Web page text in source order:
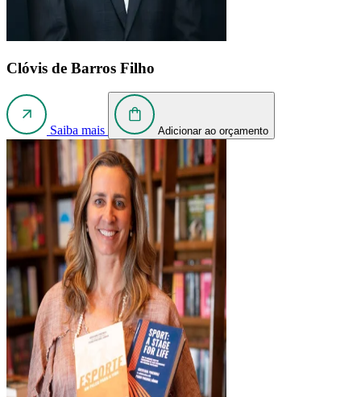
Clóvis de Barros Filho
Saiba mais Adicionar ao orçamento